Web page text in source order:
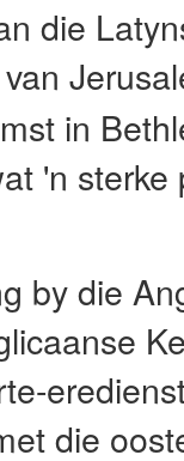
die
in
'n
by die
die